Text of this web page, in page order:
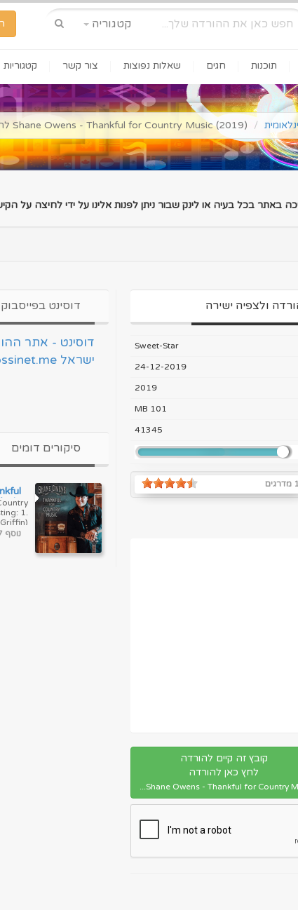
קטגוריה
תוכנות חגים שאלות נפוצות צור קשר קטגוריות
Shane Owens - Thankful for Country Music (2019) להורדה ולצפיה ישירה
בכל בעיה או לינק שבור ניתן לפנות אלינו על ידי לחיצה על
Sweet-Star
24-12-2019
2019
101 MB
41345
1 מדרגים
קובץ זה קיים להורדה
לחץ כאן להורדה
Shane Owens - Thankful for Country
דוסינט בפייסבוק
‏דוסינט - אתר
ישראל Dossinet.me‏
סיקורים דומים
1.
נוסף 7 שנים ע"י Sweet-Star